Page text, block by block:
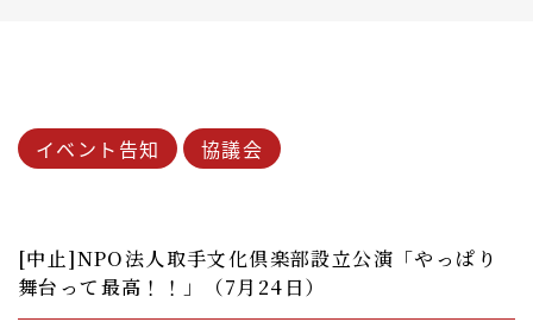
イベント告知 協議会
[中止]NPO法人取手文化倶楽部設立公演「やっぱり
舞台って最高！！」（7月24日）